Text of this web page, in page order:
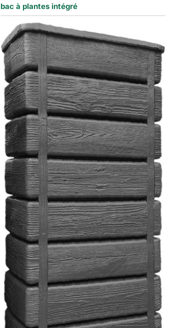
bac à plantes intégré